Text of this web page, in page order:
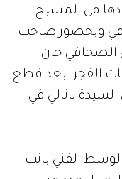
في المسبح
وبحضور صاحب
الصحافي جان
الفجر. بعد قطع
ناتالي في
الفني باتت